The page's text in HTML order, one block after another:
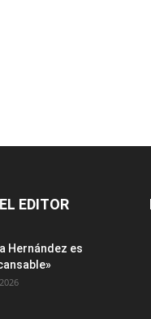
EDITOR
Hernández es